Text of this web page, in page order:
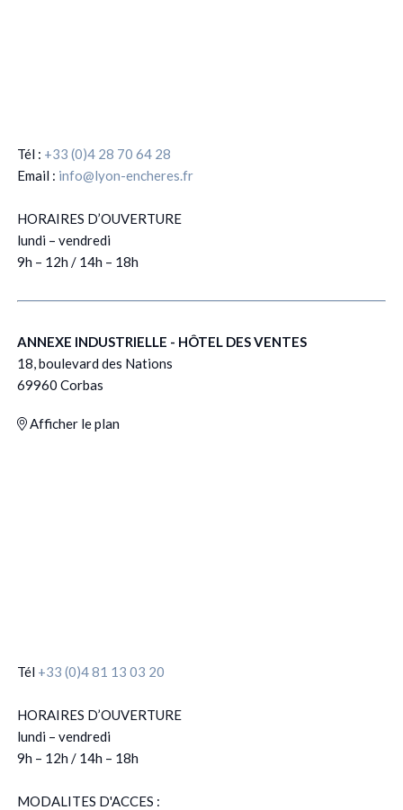
Tél : +33 (0)4 28 70 64 28
Email : info@lyon-encheres.fr
HORAIRES D’OUVERTURE
lundi – vendredi
9h – 12h / 14h – 18h
ANNEXE INDUSTRIELLE - HÔTEL DES VENTES
18, boulevard des Nations
69960 Corbas
Afficher le plan
Tél +33 (0)4 81 13 03 20
HORAIRES D’OUVERTURE
lundi – vendredi
9h – 12h / 14h – 18h
MODALITES D'ACCES :